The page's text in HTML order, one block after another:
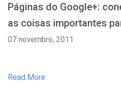
Páginas do Google+:
as coisas importantes
07 novembro, 2011
Read More